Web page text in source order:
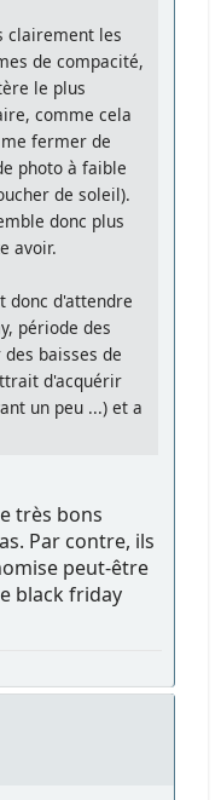
clairement les
de compacité,
le plus
comme cela
fermer de
photo à faible
de soleil).
donc plus
avoir.
donc d'attendre
période des
baisses de
d'acquérir
un peu ...) et a
très bons
Par contre, ils
peut-être
black friday